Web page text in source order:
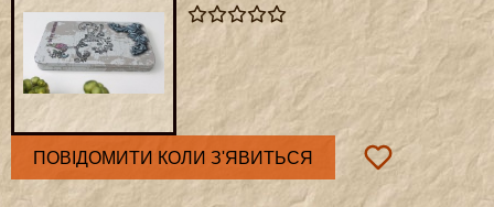
ПОВІДОМИТИ КОЛИ З'ЯВИТЬСЯ